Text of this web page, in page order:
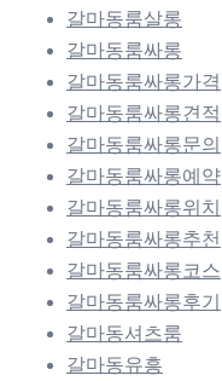
갈마동룸살롱
갈마동룸싸롱
갈마동룸싸롱가격
갈마동룸싸롱견적
갈마동룸싸롱문의
갈마동룸싸롱예약
갈마동룸싸롱위치
갈마동룸싸롱추천
갈마동룸싸롱코스
갈마동룸싸롱후기
갈마동셔츠룸
갈마동유흥